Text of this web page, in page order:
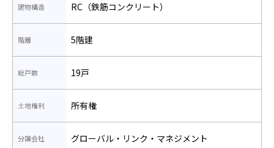
建物構造 RC（鉄筋コンクリート）
階層 5階建
総戸数 19戸
土地権利 所有権
分譲会社 グローバル・リンク・マネジメント